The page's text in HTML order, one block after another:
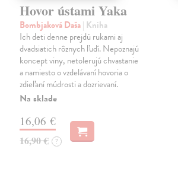
Hovor ústami Yaka
Bombjaková Daša| Kniha
Ich deti denne prejdú rukami aj
dvadsiatich rôznych ľudí. Nepoznajú
koncept viny, netolerujú chvastanie
a namiesto o vzdelávaní hovoria o
zdieľaní múdrosti a dozrievaní.
Na sklade
16,06 €
16,90 € ?